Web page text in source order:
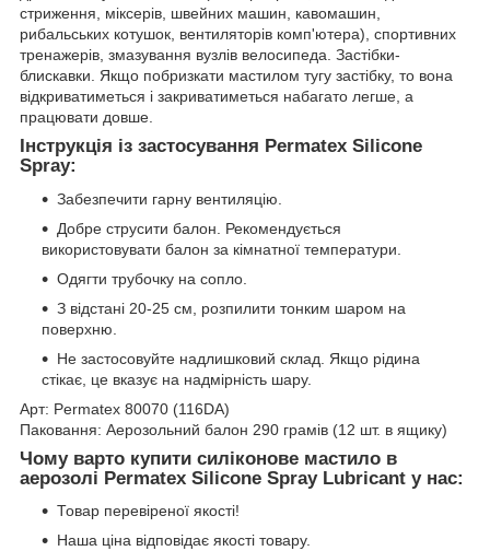
стриження, міксерів, швейних машин, кавомашин,
рибальських котушок, вентиляторів комп'ютера), спортивних
тренажерів, змазування вузлів велосипеда. Застібки-
блискавки. Якщо побризкати мастилом тугу застібку, то вона
відкриватиметься і закриватиметься набагато легше, а
працювати довше.
Інструкція із застосування Permatex Silicone
Spray:
Забезпечити гарну вентиляцію.
Добре струсити балон. Рекомендується
використовувати балон за кімнатної температури.
Одягти трубочку на сопло.
З відстані 20-25 см, розпилити тонким шаром на
поверхню.
Не застосовуйте надлишковий склад. Якщо рідина
стікає, це вказує на надмірність шару.
Арт: Permatex 80070 (116DA)
Паковання: Аерозольний балон 290 грамів (12 шт. в ящику)
Чому варто купити силіконове мастило в
аерозолі Permatex Silicone Spray Lubricant у нас:
Товар перевіреної якості!
Наша ціна відповідає якості товару.